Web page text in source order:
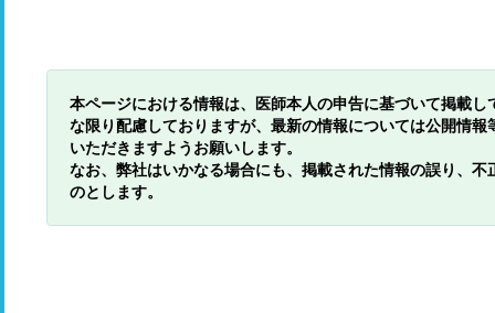
本ページにおける情報は、医師本人の申告に基づいて掲載
な限り配慮しておりますが、最新の情報については公開情
いただきますようお願いします。
なお、弊社はいかなる場合にも、掲載された情報の誤り、
のとします。